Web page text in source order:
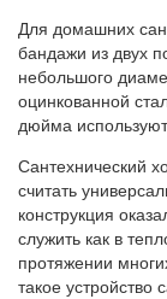
Для домашних
бандажи из двух
небольшого
оцинкованной
дюйма
Сантехнический
считать
конструкция
служить как в
протяжении
такое устройство